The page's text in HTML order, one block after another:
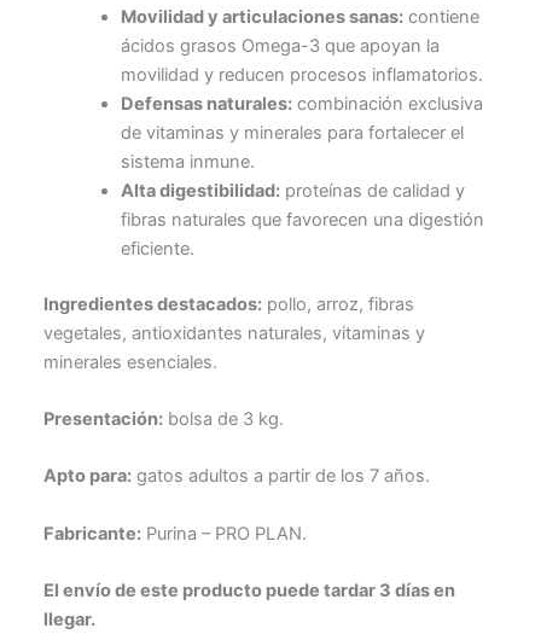
Movilidad y articulaciones sanas:contiene
ácidos grasos Omega-3 que apoyan la
movilidad y reducen procesos inflamatorios.
Defensas naturales:combinación exclusiva
de vitaminas y minerales para fortalecer el
sistema inmune.
Alta digestibilidad:proteínas de calidad y
fibras naturales que favorecen una digestión
eficiente.
Ingredientes destacados: pollo, arroz, fibras
vegetales, antioxidantes naturales, vitaminas y
minerales esenciales.
Presentación: bolsa de 3 kg.
Apto para: gatos adultos a partir de los 7 años.
Fabricante: Purina – PRO PLAN.
El envío de este producto puede tardar 3 días en
llegar.